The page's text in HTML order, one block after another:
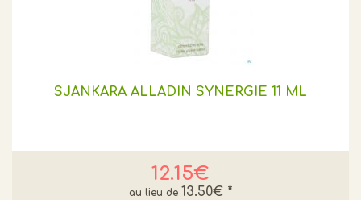
SJANKARA ALLADIN SYNERGIE 11 ML
12.15€
13.50€ *